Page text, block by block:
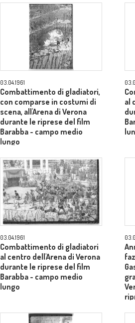
03.04.1961
Combattimento di gladiatori,
con comparse in costumi di
scena, all'Arena di Verona
durante le riprese del film
Barabba - campo medio
lungo
al
03.04.1961
Combattimento di gladiatori
al centro dell'Arena di Verona
durante le riprese del film
Barabba - campo medio
lungo